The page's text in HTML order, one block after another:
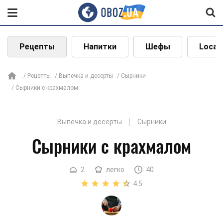
Рецепты Напитки Шефы Local
Рецепты Выпечка и десерты
Сырники
Сырники с крахмалом
Выпечка и десерты Сырники
Сырники с крахмалом
2 легко
40
4.5